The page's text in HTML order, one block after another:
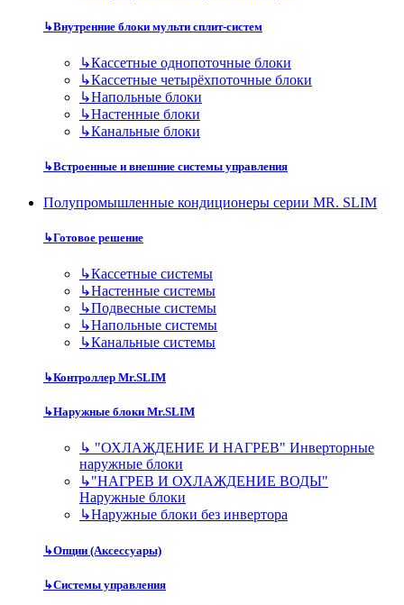
↳Внутренние блоки мульти сплит-систем
↳Кассетные однопоточные блоки
↳Кассетные четырёхпоточные блоки
↳Напольные блоки
↳Настенные блоки
↳Канальные блоки
↳Встроенные и внешние системы управления
Полупромышленные кондиционеры серии MR. SLIM
↳Готовое решение
↳Кассетные системы
↳Настенные системы
↳Подвесные системы
↳Напольные системы
↳Канальные системы
↳Контроллер Mr.SLIM
↳Наружные блоки Mr.SLIM
↳ "ОХЛАЖДЕНИЕ И НАГРЕВ" Инверторные
наружные блоки
↳"НАГРЕВ И ОХЛАЖДЕНИЕ ВОДЫ"
Наружные блоки
↳Наружные блоки без инвертора
↳Опции (Аксессуары)
↳Системы управления